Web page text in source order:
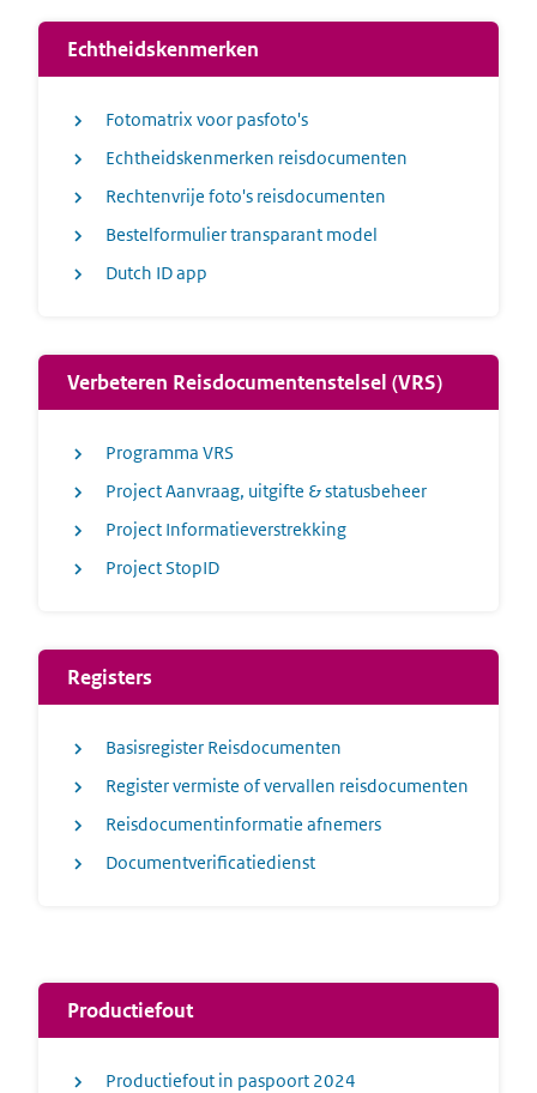
Echtheidskenmerken
Fotomatrix voor pasfoto's
Echtheidskenmerken reisdocumenten
Rechtenvrije foto's reisdocumenten
Bestelformulier transparant model
Dutch ID app
Verbeteren Reisdocumentenstelsel (VRS)
Programma VRS
Project Aanvraag, uitgifte & statusbeheer
Project Informatieverstrekking
Project StopID
Registers
Basisregister Reisdocumenten
Register vermiste of vervallen reisdocumenten
Reisdocumentinformatie afnemers
Documentverificatiedienst
Productiefout
Productiefout in paspoort 2024